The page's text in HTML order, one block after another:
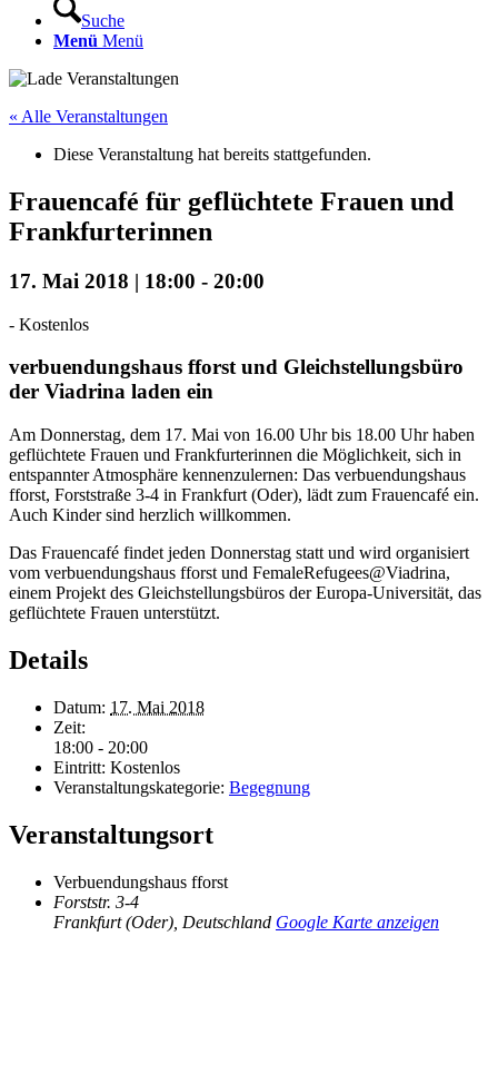
Suche
Menü Menü
« Alle Veranstaltungen
Diese Veranstaltung hat bereits stattgefunden.
Frauencafé für geflüchtete Frauen und
Frankfurterinnen
17. Mai 2018 | 18:00 - 20:00
- Kostenlos
verbuendungshaus fforst und Gleichstellungsbüro
der Viadrina laden ein
Am Donnerstag, dem 17. Mai von 16.00 Uhr bis 18.00 Uhr haben
geflüchtete Frauen und Frankfurterinnen die Möglichkeit, sich in
entspannter Atmosphäre kennenzulernen: Das verbuendungshaus
fforst, Forststraße 3-4 in Frankfurt (Oder), lädt zum Frauencafé ein.
Auch Kinder sind herzlich willkommen.
Das Frauencafé findet jeden Donnerstag statt und wird organisiert
vom verbuendungshaus fforst und FemaleRefugees@Viadrina,
einem Projekt des Gleichstellungsbüros der Europa-Universität, das
geflüchtete Frauen unterstützt.
Details
Datum: 17. Mai 2018
Zeit:
18:00 - 20:00
Eintritt: Kostenlos
Veranstaltungskategorie: Begegnung
Veranstaltungsort
Verbuendungshaus fforst
Forststr. 3-4
Frankfurt (Oder) Deutschland Google Karte anzeigen